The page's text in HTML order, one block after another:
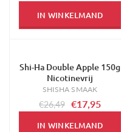
IN WINKELMAND
-32%
Shi-Ha Double Apple 150g
Nicotinevrij
SHISHA SMAAK
€26,49 €17,95
IN WINKELMAND